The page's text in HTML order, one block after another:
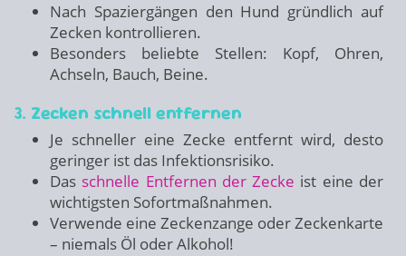
Nach Spaziergängen den Hund gründlich auf
Zecken kontrollieren.
Besonders beliebte Stellen: Kopf, Ohren,
Achseln, Bauch, Beine.
3. Zecken schnell entfernen
Je schneller eine Zecke entfernt wird, desto
geringer ist das Infektionsrisiko.
Das schnelle Entfernen der Zecke ist eine der
wichtigsten Sofortmaßnahmen.
Verwende eine Zeckenzange oder Zeckenkarte
– niemals Öl oder Alkohol!